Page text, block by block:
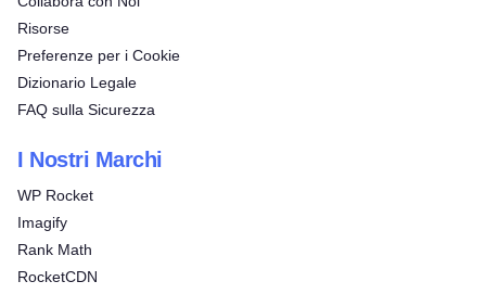
Risorse
Preferenze per i Cookie
Dizionario Legale
FAQ sulla Sicurezza
I Nostri Marchi
WP Rocket
Imagify
Rank Math
RocketCDN